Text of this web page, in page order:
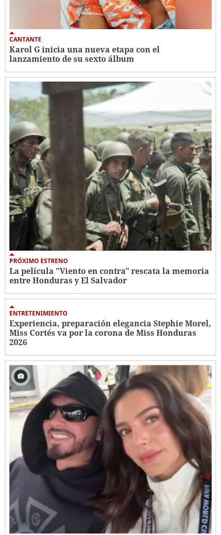
CANTANTE
Karol G inicia una nueva etapa con el
lanzamiento de su sexto álbum
PRÓXIMO ESTRENO
La película "Viento en contra" rescata la memoria
entre Honduras y El Salvador
ENTRETENIMIENTO
Experiencia, preparación elegancia Stephie Morel,
Miss Cortés va por la corona de Miss Honduras
2026